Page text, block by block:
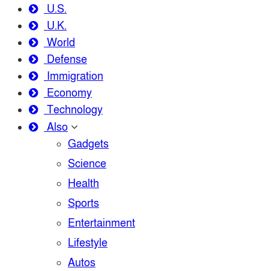
U.S.
U.K.
World
Defense
Immigration
Economy
Technology
Also
Gadgets
Science
Health
Sports
Entertainment
Lifestyle
Autos